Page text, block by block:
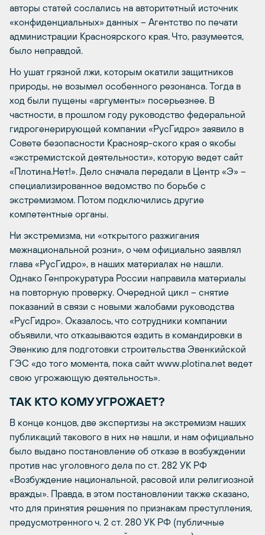
авторы статей сослались на авторитетный источник
«конфиденциальных» данных – Агентство по печати
администрации Красноярского края. Что, разумеется,
было неправдой.
Но ушат грязной лжи, которым окатили защитников
природы, не возымел особенного резонанса. Тогда в
ход были пущены «аргументы» посерьезнее. В
частности, в прошлом году руководство федеральной
гидрогенерирующей компании «РусГидро» заявило в
Совете безопасности Краснояр-ского края о якобы
«экстремистской деятельности», которую ведет сайт
«Плотина.Нет!». Дело сначала передали в Центр «Э» –
специализированное ведомство по борьбе с
экстремизмом. Потом подключились другие
компетентные органы.
Ни экстремизма, ни «открытого разжигания
межнациональной розни», о чем официально заявлял
глава «РусГидро», в наших материалах не нашли.
Однако Генпрокуратура России направила материалы
на повторную проверку. Очередной цикл – снятие
показаний в связи с новыми жалобами руководства
«РусГидро». Оказалось, что сотрудники компании
объявили, что отказываются ездить в командировки в
Эвенкию для подготовки строительства Эвенкийской
ГЭС «до того момента, пока сайт www.plotina.net ведет
свою угрожающую деятельность».
ТАК КТО КОМУ УГРОЖАЕТ?
В конце концов, две экспертизы на экстремизм наших
публикаций такового в них не нашли, и нам официально
было выдано постановление об отказе в возбуждении
против нас уголовного дела по ст. 282 УК РФ
«Возбуждение национальной, расовой или религиозной
вражды». Правда, в этом постановлении также сказано,
что для принятия решения по признакам преступления,
предусмотренного ч. 2 ст. 280 УК РФ (публичные